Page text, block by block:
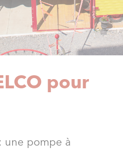
pour
une pompe à